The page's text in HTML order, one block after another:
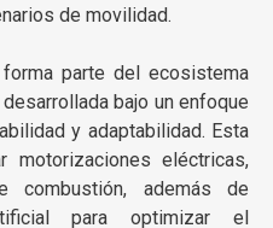
de movilidad.
forma parte del ecosistema
bajo un enfoque
y adaptabilidad. Esta
motorizaciones eléctricas,
combustión, además de
para optimizar el